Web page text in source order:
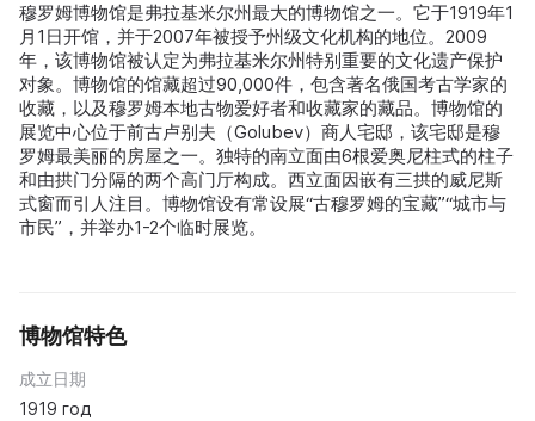
穆罗姆博物馆是弗拉基米尔州最大的博物馆之一。它于1919年1
月1日开馆，并于2007年被授予州级文化机构的地位。2009
年，该博物馆被认定为弗拉基米尔州特别重要的文化遗产保护
对象。博物馆的馆藏超过90,000件，包含著名俄国考古学家的
收藏，以及穆罗姆本地古物爱好者和收藏家的藏品。博物馆的
展览中心位于前古卢别夫（Golubev）商人宅邸，该宅邸是穆
罗姆最美丽的房屋之一。独特的南立面由6根爱奥尼柱式的柱子
和由拱门分隔的两个高门厅构成。西立面因嵌有三拱的威尼斯
式窗而引人注目。博物馆设有常设展“古穆罗姆的宝藏”“城市与
市民”，并举办1-2个临时展览。
博物馆特色
成立日期
1919 год